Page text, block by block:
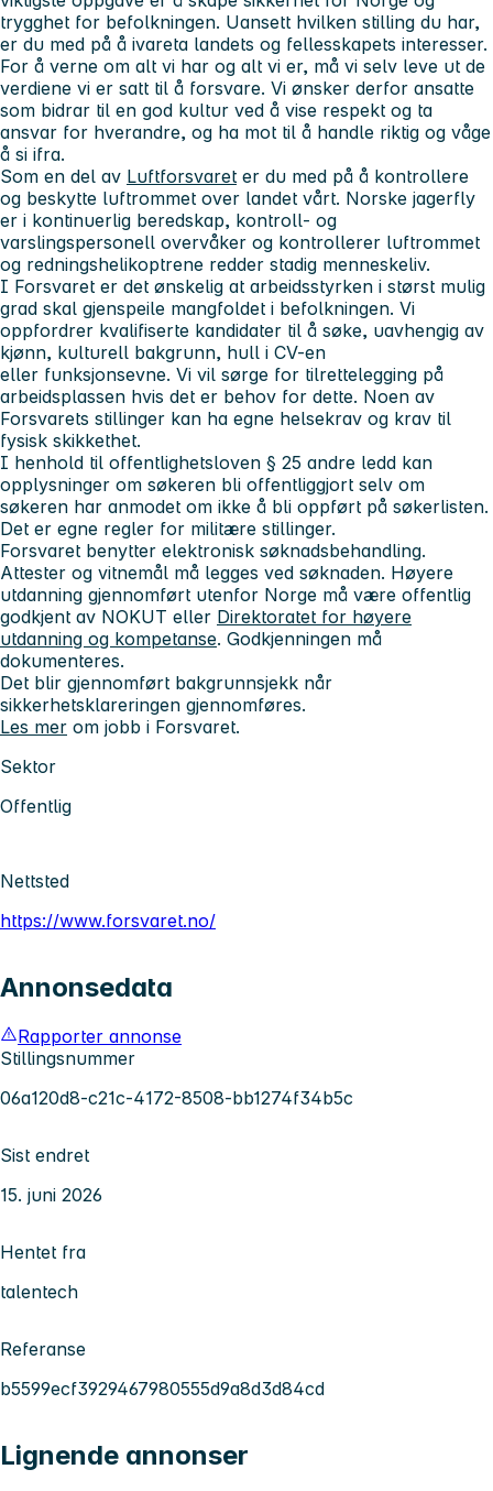
trygghet for befolkningen. Uansett hvilken stilling du har,
er du med på å ivareta landets og fellesskapets interesser.
For å verne om alt vi har og alt vi er, må vi selv leve ut de
verdiene vi er satt til å forsvare. Vi ønsker derfor ansatte
som bidrar til en god kultur ved å vise respekt og ta
ansvar for hverandre, og ha mot til å handle riktig og våge
å si ifra.
Som en del av Luftforsvaret er du med på å kontrollere
og beskytte luftrommet over landet vårt. Norske jagerfly
er i kontinuerlig beredskap, kontroll- og
varslingspersonell overvåker og kontrollerer luftrommet
og redningshelikoptrene redder stadig menneskeliv.
I Forsvaret er det ønskelig at arbeidsstyrken i størst mulig
grad skal gjenspeile mangfoldet i befolkningen. Vi
oppfordrer kvalifiserte kandidater til å søke, uavhengig av
kjønn, kulturell bakgrunn, hull i CV-en
eller funksjonsevne. Vi vil sørge for tilrettelegging på
arbeidsplassen hvis det er behov for dette. Noen av
Forsvarets stillinger kan ha egne helsekrav og krav til
fysisk skikkethet.
I henhold til offentlighetsloven § 25 andre ledd kan
opplysninger om søkeren bli offentliggjort selv om
søkeren har anmodet om ikke å bli oppført på søkerlisten.
Det er egne regler for militære stillinger.
Forsvaret benytter elektronisk søknadsbehandling.
Attester og vitnemål må legges ved søknaden. Høyere
utdanning gjennomført utenfor Norge må være offentlig
godkjent av NOKUT eller Direktoratet for høyere
utdanning og kompetanse. Godkjenningen må
dokumenteres.
Det blir gjennomført bakgrunnsjekk når
sikkerhetsklareringen gjennomføres.
Les mer om jobb i Forsvaret.
Sektor
Offentlig
Nettsted
https://www.forsvaret.no/
Annonsedata
Rapporter annonse
Stillingsnummer
06a120d8-c21c-4172-8508-bb1274f34b5c
Sist endret
15. juni 2026
Hentet fra
talentech
Referanse
b5599ecf3929467980555d9a8d3d84cd
Lignende annonser